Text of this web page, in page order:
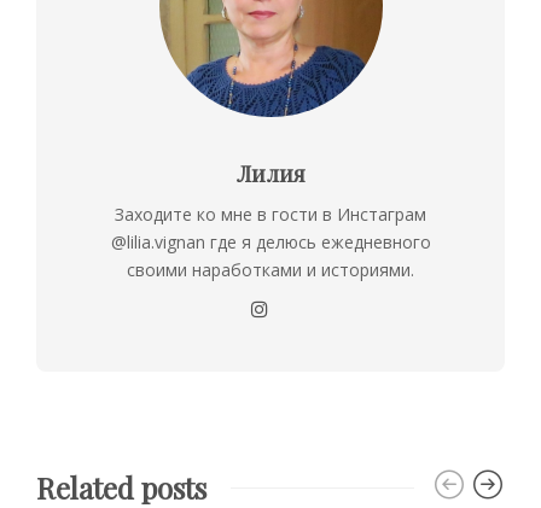
Лилия
Заходите ко мне в гости в Инстаграм
@lilia.vignan где я делюсь ежедневного
своими наработками и историями.
Related posts